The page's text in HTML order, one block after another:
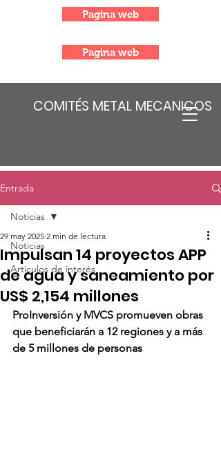
COMITÉS METAL MECANICOS
Pagina web
Pagina web
Entrada
Noticias
Articulos de interés
Noticias
Impulsan 14 proyectos APP
de agua y saneamiento por
US$ 2,154 millones
29 may 2025 2 min de lectura
ProInversión y MVCS promueven obras
que beneficiarán a 12 regiones y a más
de 5 millones de personas